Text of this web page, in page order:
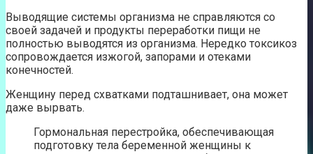
Выводящие системы организма не справляются со
своей задачей и продукты переработки пищи не
полностью выводятся из организма. Нередко токсикоз
сопровождается изжогой, запорами и отеками
конечностей.
Женщину перед схватками подташнивает, она может
даже вырвать.
Гормональная перестройка, обеспечивающая
подготовку тела беременной женщины к